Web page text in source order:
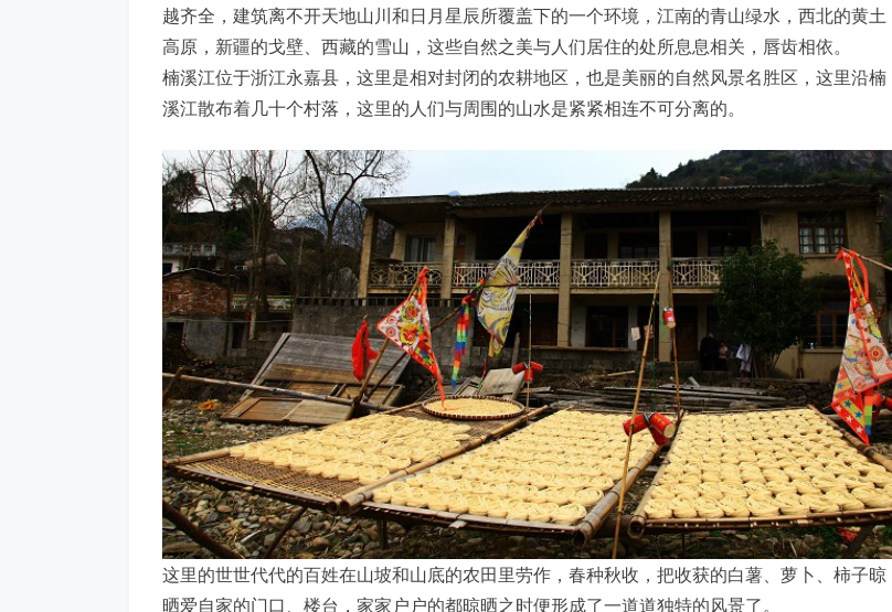
越齐全，建筑离不开天地山川和日月星辰所覆盖下的一个环境，江南的青山绿水，西北的黄土
高原，新疆的戈壁、西藏的雪山，这些自然之美与人们居住的处所息息相关，唇齿相依。
楠溪江位于浙江永嘉县，这里是相对封闭的农耕地区，也是美丽的自然风景名胜区，这里沿楠
溪江散布着几十个村落，这里的人们与周围的山水是紧紧相连不可分离的。
这里的世世代代的百姓在山坡和山底的农田里劳作，春种秋收，把收获的白薯、萝卜、柿子晾
晒爱自家的门口、楼台，家家户户的都晾晒之时便形成了一道道独特的风景了。